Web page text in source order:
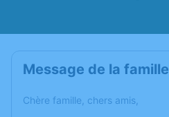
Message de la famille
Chère famille, chers amis,